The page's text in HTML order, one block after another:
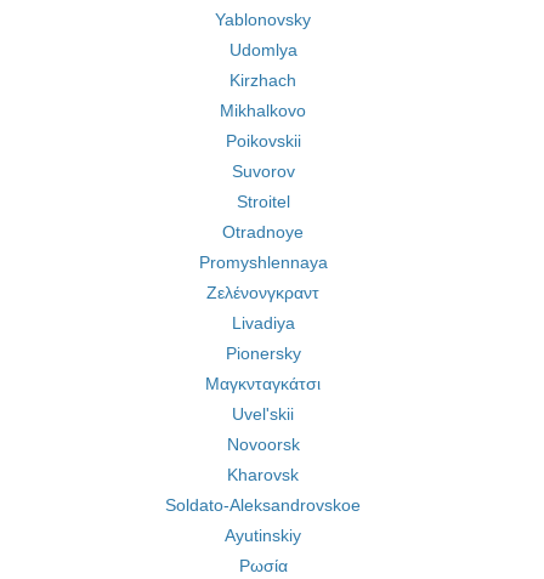
Yablonovsky
Udomlya
Kirzhach
Mikhalkovo
Poikovskii
Suvorov
Stroitel
Otradnoye
Promyshlennaya
Ζελένονγκραντ
Livadiya
Pionersky
Μαγκνταγκάτσι
Uvel'skii
Novoorsk
Kharovsk
Soldato-Aleksandrovskoe
Ayutinskiy
Ρωσία